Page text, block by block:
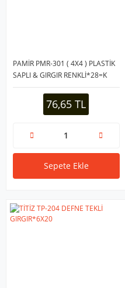
PAMİR PMR-301 ( 4X4 ) PLASTİK
SAPLI & GIRGIR RENKLİ*28=K
76,65 TL
Sepete Ekle